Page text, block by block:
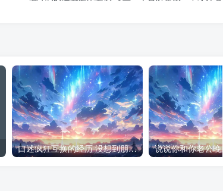
口述疯狂互换的经历 没想到朋友老婆居然这么棒